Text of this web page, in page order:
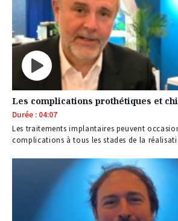
Les complications prothétiques et
Durée : 04:07
Les traitements implantaires peuvent
complications à tous les stades de la